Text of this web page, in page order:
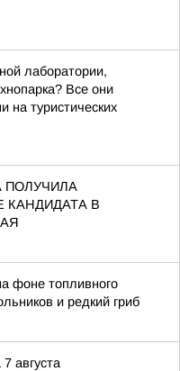
лаборатории,
Все они
на туристических
ПОЛУЧИЛА
КАНДИДАТА В
фоне топливного
и редкий гриб
августа